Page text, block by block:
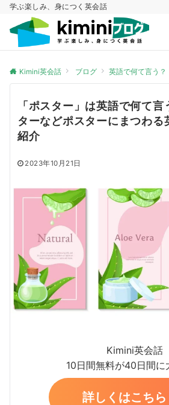
学ぶ楽しみ、身につく英会話
Kimini英会話 ブログ 英語で何て言う？
「ポスター」は英語で何て
ターなどポスターにまつわる
紹介
2023年10月21日
Kimini英会話
10日間無料が40日間に
詳しくはこちら